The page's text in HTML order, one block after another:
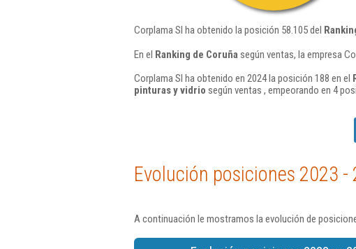
Corplama Sl ha obtenido la posición 58.105 del
En el Ranking de Coruña según ventas, la empresa
Corplama Sl ha obtenido en 2024 la posición 188 en el
pinturas y vidrio según ventas , empeorando en 4
Evolución posiciones 2023 -
A continuación le mostramos la evolución de